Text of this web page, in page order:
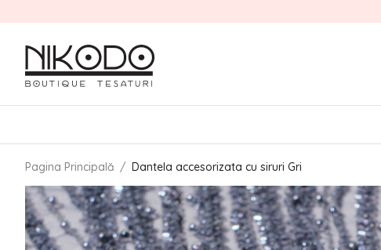
Pagina Principală / Dantela accesorizata cu siruri Gri